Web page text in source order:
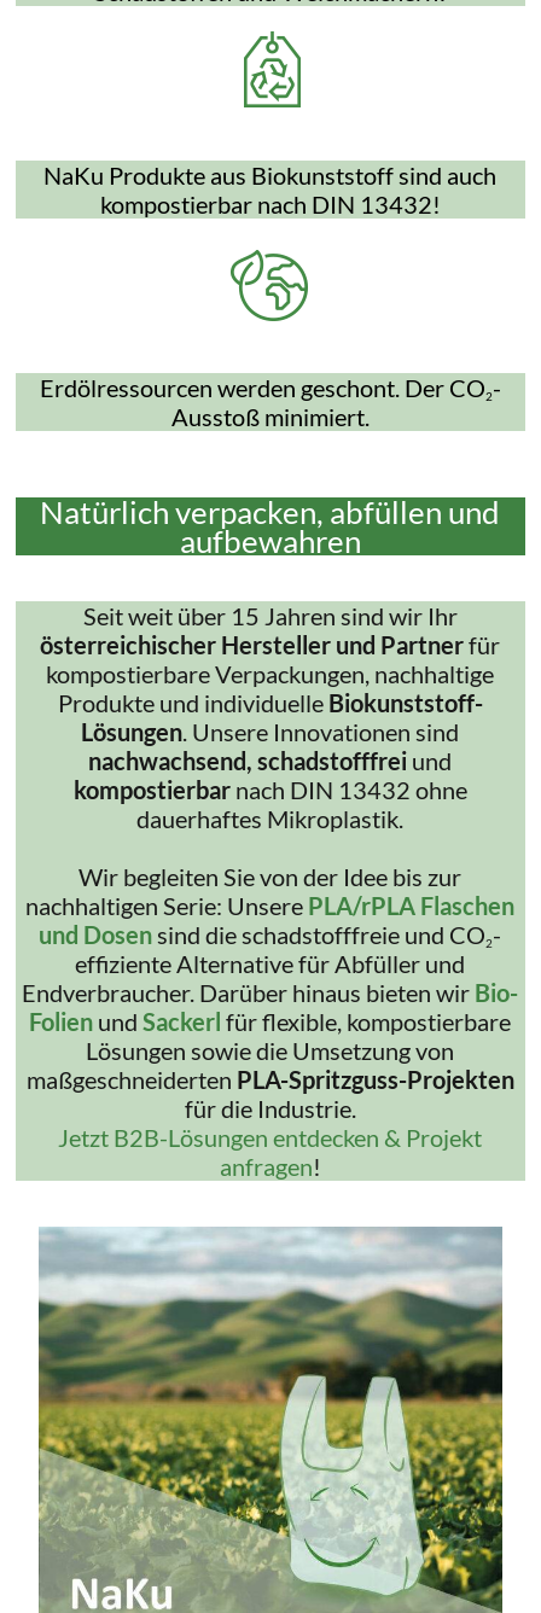
NaKu Produkte aus Biokunststoff sind auch
kompostierbar nach DIN 13432!
Erdölressourcen werden geschont. Der CO2-
Ausstoß minimiert.
Natürlich verpacken, abfüllen und
aufbewahren
Seit weit über 15 Jahren sind wir Ihr
österreichischer Hersteller und Partnerfür
kompostierbare Verpackungen, nachhaltige
Produkte und individuelle Biokunststoff-
Lösungen. Unsere Innovationen sind
nachwachsend, schadstofffrei und
kompostierbar nach DIN 13432 ohne
dauerhaftes Mikroplastik.
Wir begleiten Sie von der Idee bis zur
nachhaltigen Serie: Unsere PLA/rPLA Flaschen
und Dosensind die schadstofffreie und CO2-
effiziente Alternative für Abfüller und
Endverbraucher. Darüber hinaus bieten wir Bio-
Folien undSackerl für flexible, kompostierbare
Lösungen sowie die Umsetzung von
maßgeschneiderten PLA-Spritzguss-Projekten
für die Industrie.
Jetzt B2B-Lösungen entdecken & Projekt
anfragen!